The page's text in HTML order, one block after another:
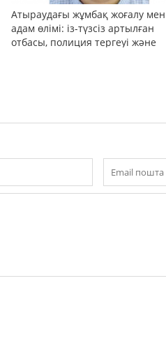
Атыраудағы жұмбақ жоғалу мен
адам өлімі: із-түзсіз артылған
отбасы, полиция тергеуі және